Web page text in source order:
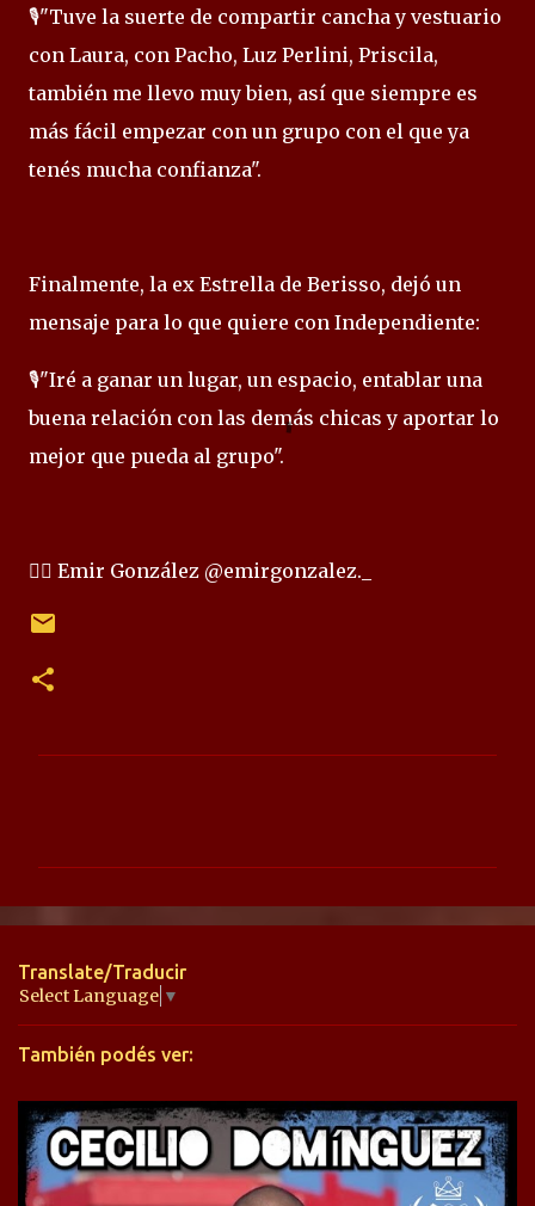
🎙️"Tuve la suerte de compartir cancha y vestuario
con Laura, con Pacho, Luz Perlini, Priscila,
también me llevo muy bien, así que siempre es
más fácil empezar con un grupo con el que ya
tenés mucha confianza".
Finalmente, la ex Estrella de Berisso, dejó un
mensaje para lo que quiere con Independiente:
🎙️"Iré a ganar un lugar, un espacio, entablar una
buena relación con las demás chicas y aportar lo
mejor que pueda al grupo".
✍🏻 Emir González @emirgonzalez._
n
a
r
i
s
Translate/Traducir
Select Language ▼
También podés ver: